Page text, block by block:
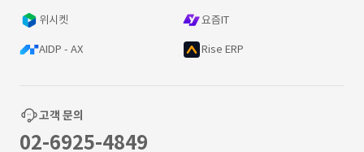
위시켓 요즘IT
AIDP - AX Rise ERP
고객 문의
02-6925-4849